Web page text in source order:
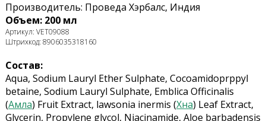
Производитель: Проведа Хэрбалс, Индия
Объем: 200 мл
Артикул: VET09088
Штрихкод: 8906035318160
Состав:
Aqua, Sodium Lauryl Ether Sulphate, Cocoamidoprppyl
betaine, Sodium Lauryl Sulphate, Emblica Officinalis
(Амла) Fruit Extract, lawsonia inermis (Хна) Leaf Extract,
Glycerin, Propylene glycol, Niacinamide, Aloe barbadensis